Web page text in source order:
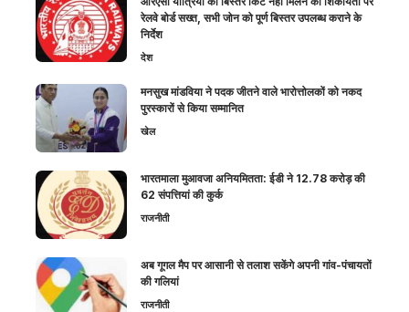
रेलवे बोर्ड सख्त, सभी जोन को पूर्ण बिस्तर उपलब्ध कराने के
निर्देश
देश
मनसुख मांडविया ने पदक जीतने वाले भारोत्तोलकों को नकद
पुरस्कारों से किया सम्मानित
खेल
भारतमाला मुआवजा अनियमितता: ईडी ने 12.78 करोड़ की
62 संपत्तियां की कुर्क
राजनीती
अब गूगल मैप पर आसानी से तलाश सकेंगे अपनी गांव-पंचायतों
की गलियां
राजनीती